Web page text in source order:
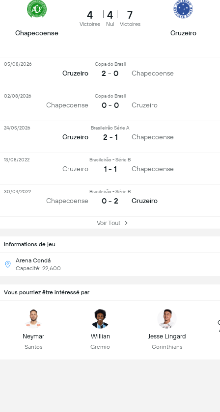
Informations de jeu
Arena Condá
Capacité: 22,600
Chapecoense
4
Victoires
4
Nul
7
Victoires
Cruzeiro
Cruzeiro
Copa do Brasil
2 - 0 Chapecoense
05/08/2026
Chapecoense
Copa do Brasil
0 - 0 Cruzeiro
02/08/2026
Cruzeiro
Brasileirão Série A
2 - 1 Chapecoense
24/05/2026
Cruzeiro
Brasileirão - Série B
1 - 1 Chapecoense
13/08/2022
Chapecoense
Brasileirão - Série B
0 - 2 Cruzeiro
30/04/2022
Voir Tout
Vous pourriez être intéressé par
Neymar
Santos
Willian
Gremio
Jesse Lingard
Corinthians